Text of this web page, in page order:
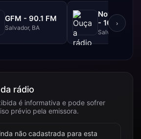
GFM - 90.1 FM
Salvador, BA
NovaBrasil
- 104.7 FM
Salvador, BA
›
rádio
é informativa e pode sofrer
prévio pela emissora.
não cadastrada para esta